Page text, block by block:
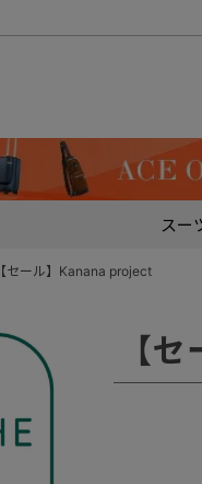
スー
【セール】Kanana project
【